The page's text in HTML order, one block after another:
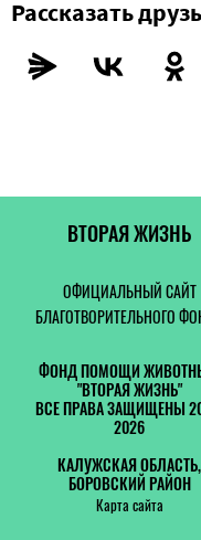
Рассказать
ВТОРАЯ ЖИЗНЬ
ОФИЦИАЛЬНЫЙ САЙТ
БЛАГОТВОРИТЕЛЬНОГО
ФОНД ПОМОЩИ
"ВТОРАЯ ЖИЗНЬ"
ВСЕ ПРАВА ЗАЩИЩЕНЫ
2026
КАЛУЖСКАЯ ОБЛАСТЬ,
БОРОВСКИЙ РАЙОН
Карта сайта